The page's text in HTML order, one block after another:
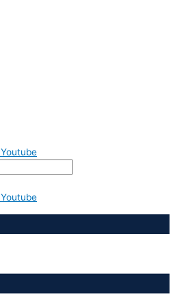
Youtube
Youtube